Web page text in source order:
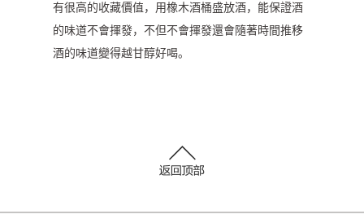
有很高的收藏價值，用橡木酒桶盛放酒，能保證酒
的味道不會揮發，不但不會揮發還會隨著時間推移
酒的味道變得越甘醇好喝。